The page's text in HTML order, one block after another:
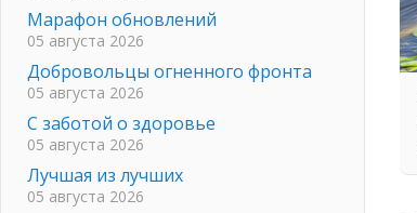
Марафон обновлений
05 августа 2026
Добровольцы огненного фронта
05 августа 2026
С заботой о здоровье
05 августа 2026
Лучшая из лучших
05 августа 2026